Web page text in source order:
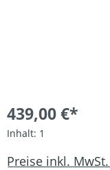
439,00 €*
Inhalt: 1
Preise inkl.